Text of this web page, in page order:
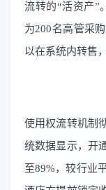
流转的“活资产”
为200名高管采
以在系统内转售
使用权流转机制
统数据显示，开
至89%，较行业